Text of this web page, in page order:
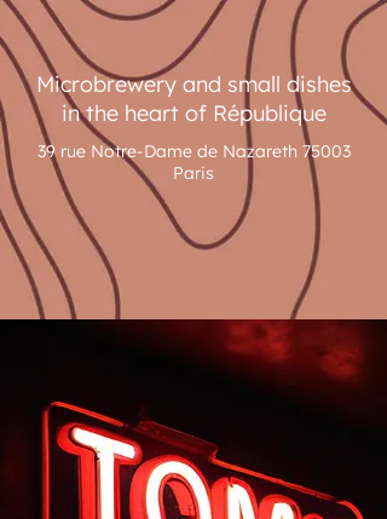
Microbrewery and small dishes
in the heart of République
39 rue Notre-Dame de Nazareth 75003
Paris